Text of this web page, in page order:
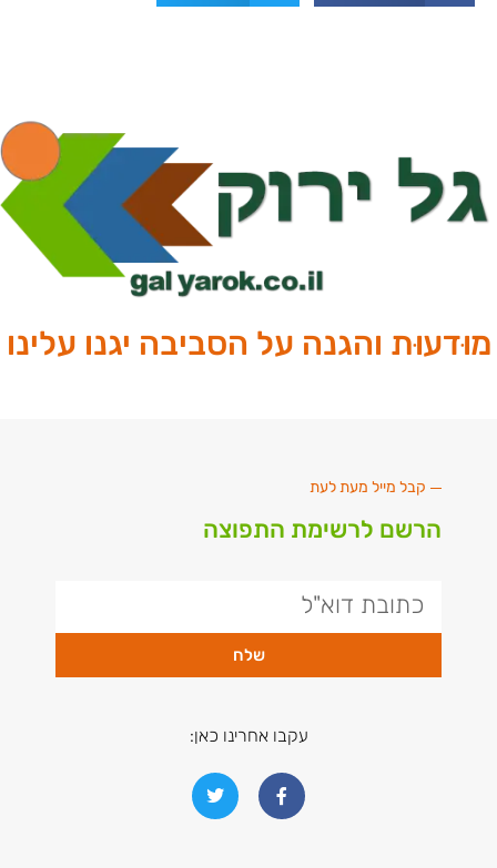
מוּדעוּת והגנה על הסביבה יגנו עלינו
קבל מייל מעת לעת
הרשם לרשימת התפוצה
שלח
עקבו אחרינו כאן: